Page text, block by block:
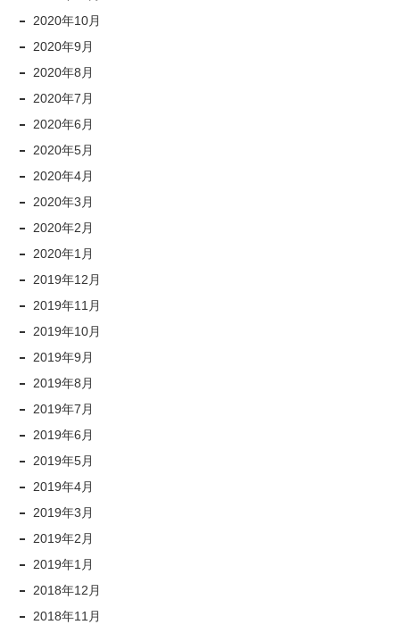
2020年10月
2020年9月
2020年8月
2020年7月
2020年6月
2020年5月
2020年4月
2020年3月
2020年2月
2020年1月
2019年12月
2019年11月
2019年10月
2019年9月
2019年8月
2019年7月
2019年6月
2019年5月
2019年4月
2019年3月
2019年2月
2019年1月
2018年12月
2018年11月